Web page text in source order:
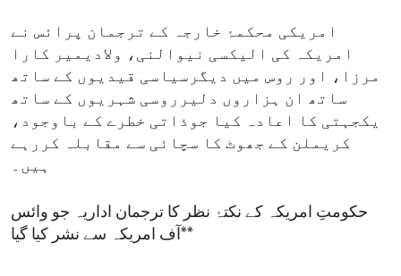
امریکی محکمۂ خارجہ کے ترجمان پرائس نے
امریکہ کی الیکسی نیوالنی، ولادیمیر کارا
مرزا، اور روس میں دیگرسیاسی قیدیوں کے ساتھ
ساتھ ان ہزاروں دلیرروسی شہریوں کے ساتھ
یکجہتی کا اعادہ کیا جوذاتی خطرے کے باوجود،
کریملن کے جھوٹ کا سچائی سے مقابلہ کررہے
ہیں۔
حکومتِ امریکہ کے نکتۂ نظر کا ترجمان اداریہ جو وائس
آف امریکہ سے نشر کیا گیا**